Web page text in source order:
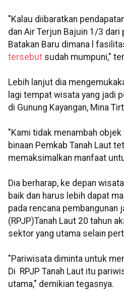
"Kalau diibaratkan
dan Air Terjun Bajuin 1/3 dari
Batakan Baru dimana l
tersebut sudah mumpuni,"
Lebih lanjut dia
lagi tempat wisata yang jadi
di Gunung Kayangan, Mina
"Kami tidak menambah
binaan Pemkab Tanah Laut
memaksimalkan manfaat
Dia berharap, ke depan
baik dan harus lebih dapat
pada rencana pembangunan
(RPJP)Tanah Laut 20 tahun
sektor yang utama selain
"Pariwisata diminta untuk
Di RPJP Tanah Laut itu
utama," demikian tegasnya.